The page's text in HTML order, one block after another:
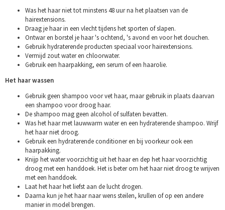
Was het haar niet tot minstens 48 uur na het plaatsen van de
hairextensions.
Draag je haar in een vlecht tijdens het sporten of slapen.
Ontwar en borstel je haar 's ochtend, 's avond en voor het douchen.
Gebruik hydraterende producten speciaal voor hairextensions.
Vermijd zout water en chloorwater.
Gebruik een haarpakking, een serum of een haarolie.
Het haar wassen
Gebruik geen shampoo voor vet haar, maar gebruik in plaats daarvan
een shampoo voor droog haar.
De shampoo mag geen alcohol of sulfaten bevatten.
Was het haar met lauwwarm water en een hydraterende shampoo. Wrijf
het haar niet droog.
Gebruik een hydraterende conditioner en bij voorkeur ook een
haarpakking.
Knijp het water voorzichtig uit het haar en dep het haar voorzichtig
droog met een handdoek. Het is beter om het haar niet droog te wrijven
met een handdoek.
Laat het haar het liefst aan de lucht drogen.
Daarna kun je het haar naar wens steilen, krullen of op een andere
manier in model brengen.